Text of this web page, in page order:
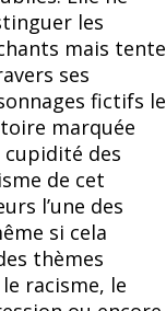
les
mais tente
ses
fictifs le
marquée
cupidité des
de cet
l’une des
si cela
thèmes
racisme, le